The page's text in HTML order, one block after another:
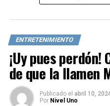
ENTRETENIMIENTO
¡Uy pues perdón!
de que la llamen
Publicado el abril 10,
Por Nivel Uno